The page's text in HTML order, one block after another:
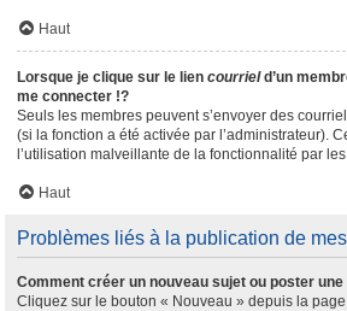
Haut
Lorsque je clique sur le lien courrield’un
me connecter !?
Seuls les membres peuvent s’envoyer des
(si la fonction a été activée par l’administrateur).
l’utilisation malveillante de la fonctionnalité par
Haut
Problèmes liés à la publication de
Comment créer un nouveau sujet ou poster une
Cliquez sur le bouton « Nouveau » depuis la page